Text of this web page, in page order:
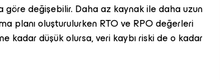
değişebilir. Daha az kaynak ile daha uzun
planı oluşturulurken RTO ve RPO değerleri
kadar düşük olursa, veri kaybı riski de o kadar